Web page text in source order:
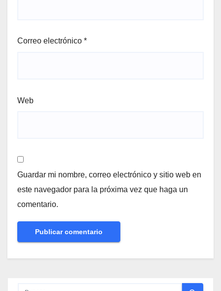
Correo electrónico *
Web
Guardar mi nombre, correo electrónico y sitio web en
este navegador para la próxima vez que haga un
comentario.